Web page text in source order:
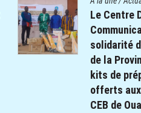
Le projet
système
Kits
besoin
régions de
17 novembre